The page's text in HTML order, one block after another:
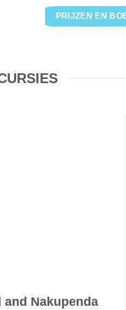
PRIJZEN EN
and Nakupenda